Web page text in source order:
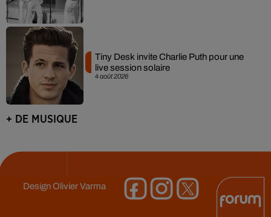
4 août 2026
Tiny Desk invite Charlie Puth pour une
live session solaire
+ DE MUSIQUE
DesignOlivier Varma